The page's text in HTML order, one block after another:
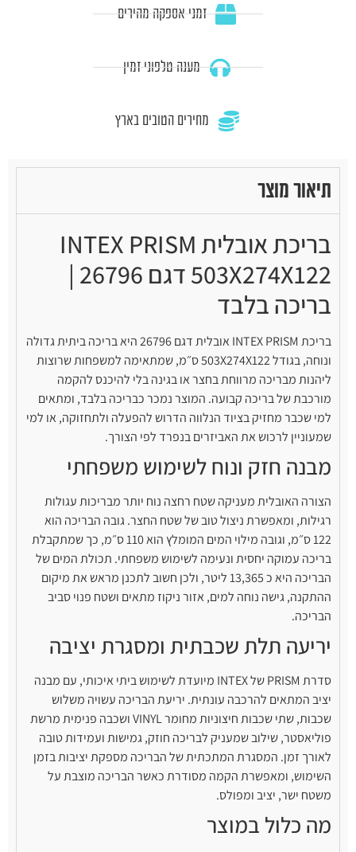
זמני אספקה מהירים
מענה טלפוני זמין
מחירים הטובים בארץ
תיאור מוצר
בריכת אובלית INTEX PRISM
503X274X122 דגם 26796 |
בריכה בלבד
בריכת INTEX PRISM אובלית דגם 26796 היא בריכה ביתית גדולה
ונוחה, בגודל 503X274X122 ס״מ, שמתאימה למשפחות שרוצות
ליהנות מבריכה מרווחת בחצר או בגינה בלי להיכנס להקמה
מורכבת של בריכה קבועה. המוצר נמכר כבריכה בלבד, ומתאים
למי שכבר מחזיק בציוד הנלווה הדרוש להפעלה ולתחזוקה, או למי
שמעוניין לרכוש את האביזרים בנפרד לפי הצורך.
מבנה חזק ונוח לשימוש משפחתי
הצורה האובלית מעניקה שטח רחצה נוח יותר מבריכות עגולות
רגילות, ומאפשרת ניצול טוב של שטח החצר. גובה הבריכה הוא
122 ס״מ, וגובה מילוי המים המומלץ הוא 110 ס״מ, כך שמתקבלת
בריכה עמוקה יחסית ונעימה לשימוש משפחתי. תכולת המים של
הבריכה היא כ 13,365 ליטר, ולכן חשוב לתכנן מראש את מיקום
ההתקנה, גישה נוחה למים, אזור ניקוז מתאים ושטח פנוי סביב
הבריכה.
יריעה תלת שכבתית ומסגרת יציבה
סדרת PRISM של INTEX מיועדת לשימוש ביתי איכותי, עם מבנה
יציב המתאים להרכבה עונתית. יריעת הבריכה עשויה משלוש
שכבות, שתי שכבות חיצוניות מחומר VINYL ושכבה פנימית מרשת
פוליאסטר, שילוב שמעניק לבריכה חוזק, גמישות ועמידות טובה
לאורך זמן. המסגרת המתכתית של הבריכה מספקת יציבות בזמן
השימוש, ומאפשרת הקמה מסודרת כאשר הבריכה מוצבת על
משטח ישר, יציב ומפולס.
מה כלול במוצר